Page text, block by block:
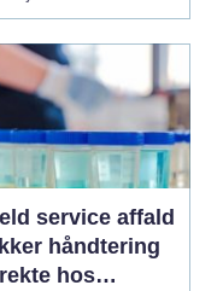
service affald
håndtering
hos